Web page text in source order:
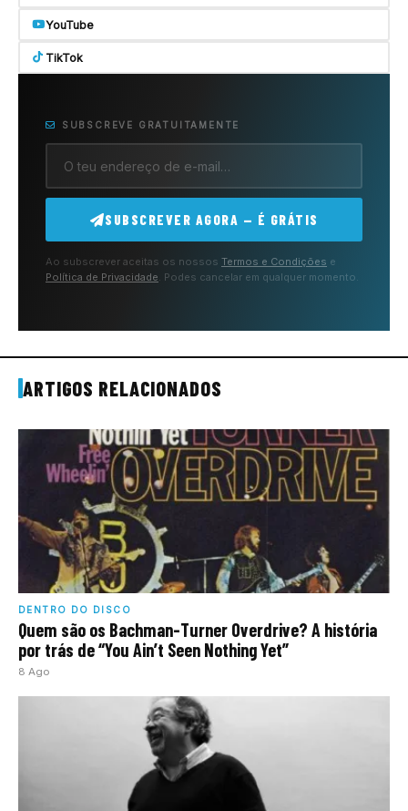
YouTube
TikTok
SUBSCREVE GRATUITAMENTE
SUBSCREVER AGORA — É GRÁTIS
Ao subscrever aceitas os nossos Termos e Condições e
Política de Privacidade. Podes cancelar em qualquer momento.
ARTIGOS RELACIONADOS
DENTRO DO DISCO
Quem são os Bachman-Turner Overdrive? A história
por trás de “You Ain’t Seen Nothing Yet”
8 Ago